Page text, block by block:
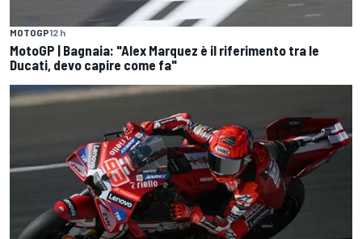
MOTOGP12 h
MotoGP | Bagnaia: "Alex Marquez è il riferimento tra le
Ducati, devo capire come fa"